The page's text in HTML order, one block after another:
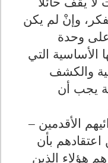
وإنْ لم يكن
وحدة
الأساسية التي
والكشف
يجب أن
الأقدمين –
اعتقادهم بأن
هؤلاء الذين